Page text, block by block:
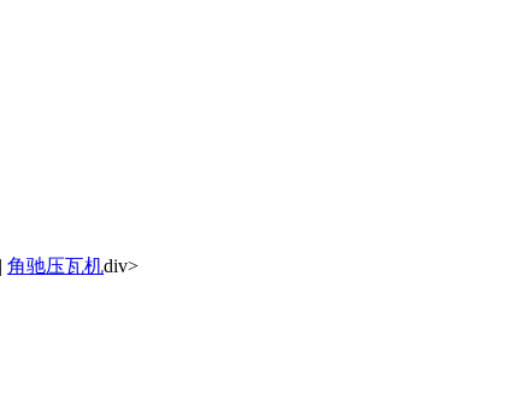
| 角驰压瓦机div>